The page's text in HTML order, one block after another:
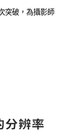
突破，為攝影師